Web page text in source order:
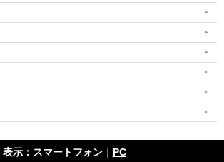
表示：スマートフォン｜ PC